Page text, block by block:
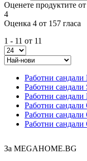
Оценете продуктите
4
Оценка 4 от 157 гласа
1 - 11 от 11
Работни сандали
Работни сандали
Работни
Работни сандали
Работни сандали
Работни сандали
За MEGAHOME.BG